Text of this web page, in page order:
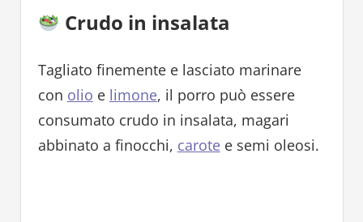
Crudo in insalata
Tagliato finemente e lasciato marinare
con olio e limone, il porro può essere
consumato crudo in insalata, magari
abbinato a finocchi, carotee semi oleosi.